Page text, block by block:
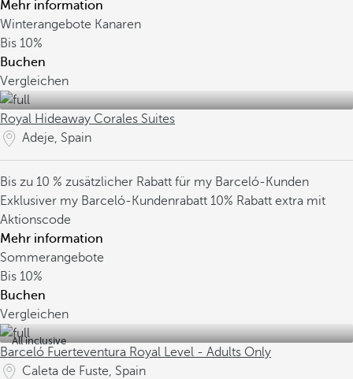
Mehr information
Winterangebote Kanaren
Bis 10%
Buchen
Vergleichen
Royal Hideaway Corales Suites
Adeje, Spain
Bis zu 10 % zusätzlicher Rabatt für my Barceló-Kunden
Exklusiver my Barceló-Kundenrabatt 10% Rabatt extra mit
Aktionscode
Mehr information
Sommerangebote
Bis 10%
Buchen
Vergleichen
All inclusive
Barceló Fuerteventura Royal Level - Adults Only
Caleta de Fuste, Spain